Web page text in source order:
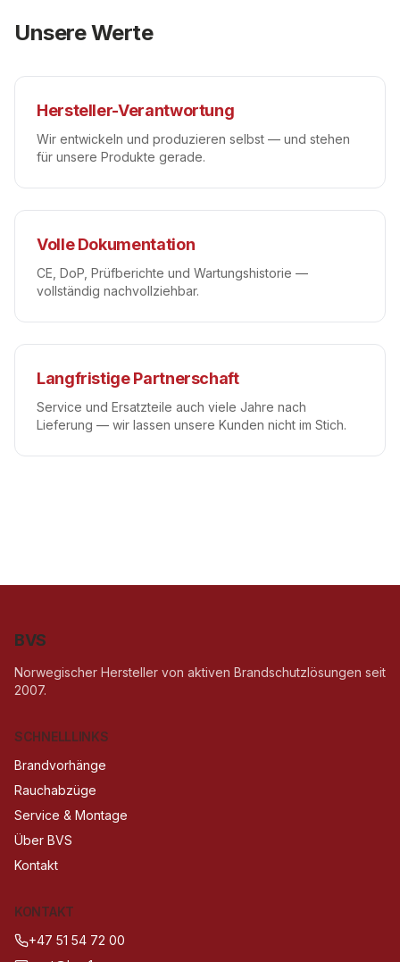
Unsere Werte
Hersteller-Verantwortung
Wir entwickeln und produzieren selbst — und stehen
für unsere Produkte gerade.
Volle Dokumentation
CE, DoP, Prüfberichte und Wartungshistorie —
vollständig nachvollziehbar.
Langfristige Partnerschaft
Service und Ersatzteile auch viele Jahre nach
Lieferung — wir lassen unsere Kunden nicht im Stich.
BVS
Norwegischer Hersteller von aktiven Brandschutzlösungen seit
2007.
SCHNELLLINKS
Brandvorhänge
Rauchabzüge
Service & Montage
Über BVS
Kontakt
KONTAKT
+47 51 54 72 00